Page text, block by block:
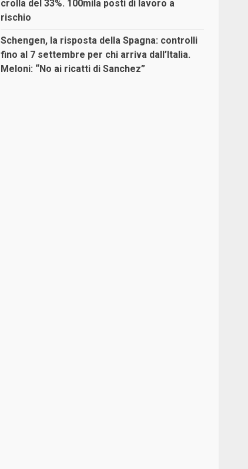
crolla del 33%. 100mila posti di lavoro a
rischio
Schengen, la risposta della Spagna: controlli
fino al 7 settembre per chi arriva dall’Italia.
Meloni: “No ai ricatti di Sanchez”